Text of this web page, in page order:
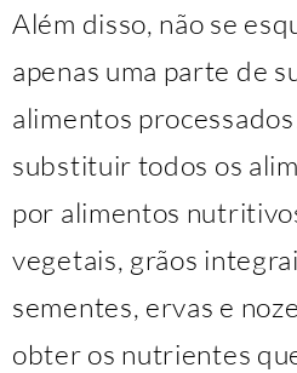
Além disso, não se
apenas uma parte de
alimentos
substituir todos os
por alimentos
vegetais, grãos
sementes, ervas e
obter os nutrientes